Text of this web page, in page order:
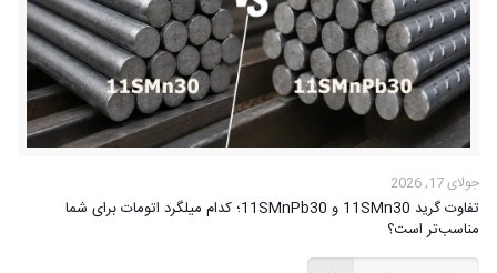
جولای 17, 2026
تفاوت گرید 11SMn30 و 11SMnPb30؛ کدام میلگرد اتومات برای شما
مناسب‌تر است؟